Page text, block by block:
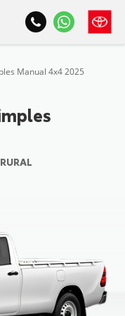
Manual 4x4 2025